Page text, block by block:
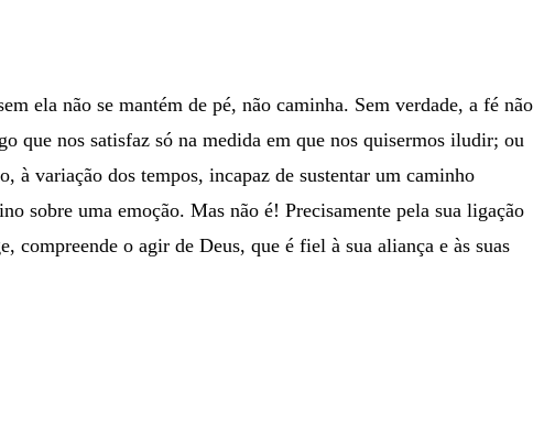
ela não se mantém de pé, não caminha. Sem verdade, a fé não
que nos satisfaz só na medida em que nos quisermos iludir; ou
à variação dos tempos, incapaz de sustentar um caminho
sobre uma emoção. Mas não é! Precisamente pela sua ligação
o agir de Deus, que é fiel à sua aliança e às suas